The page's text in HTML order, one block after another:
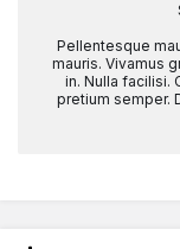
Pellentesque
mauris. Vivamus
in. Nulla facilisi.
pretium semper.